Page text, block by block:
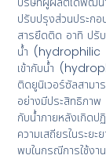
ปรับปรุงส่วนประก
สารยึดติด อาทิ ปรับ
น้ำ (hydrophilic
เข้ากับน้ำ
ติดยูนิเวอร์ซัลสามา
อย่างมีประสิทธิภา
กับน้ำภายหลังเกิด
ความเสถียรในระย
พบในกรณีการใช้งา